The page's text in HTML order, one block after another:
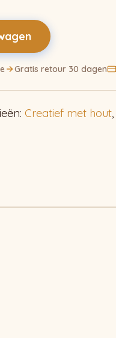
Gratis retour 30 dagen
Creatief met hout,